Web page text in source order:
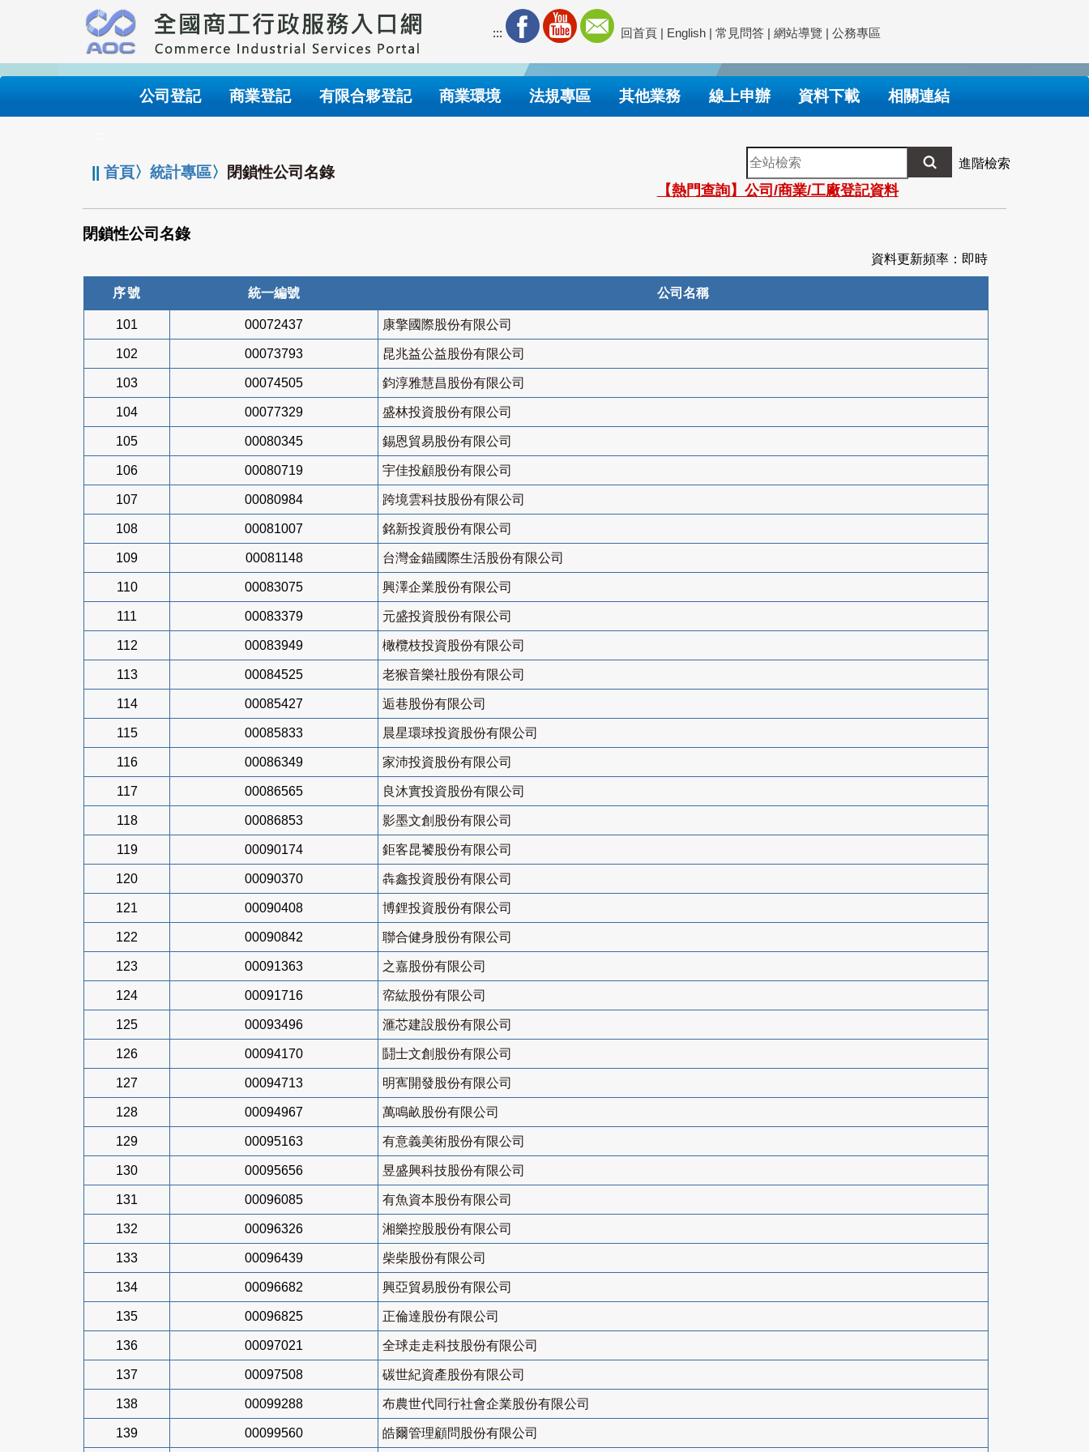
要
內
::: 回首頁 | English | 常見問答 | 網站導覽 | 公務專區
公司登記 商業登記 有限合夥登記 商業環境 法規專區 其他業務 線上申辦 資料下載 相關連結
||首頁〉統計專區〉 閉鎖性公司名錄
全
站
檢
索
進階檢索
【熱門查詢】公司/商業/工廠登記資料
閉鎖性公司名錄
資料更新頻率：即時
序號 統一編號 公司名稱
101 00072437 康擎國際股份有限公司
102 00073793 昆兆益公益股份有限公司
103 00074505 鈞淳雅慧昌股份有限公司
104 00077329 盛林投資股份有限公司
105 00080345 錫恩貿易股份有限公司
106 00080719 宇佳投顧股份有限公司
107 00080984 跨境雲科技股份有限公司
108 00081007 銘新投資股份有限公司
109 00081148 台灣金錨國際生活股份有限公司
110 00083075 興澤企業股份有限公司
111 00083379 元盛投資股份有限公司
112 00083949 橄欖枝投資股份有限公司
113 00084525 老猴音樂社股份有限公司
114 00085427 逅巷股份有限公司
115 00085833 晨星環球投資股份有限公司
116 00086349 家沛投資股份有限公司
117 00086565 良沐實投資股份有限公司
118 00086853 影墨文創股份有限公司
119 00090174 鉅客昆饕股份有限公司
120 00090370 犇鑫投資股份有限公司
121 00090408 博鋰投資股份有限公司
122 00090842 聯合健身股份有限公司
123 00091363 之嘉股份有限公司
124 00091716 帟紘股份有限公司
125 00093496 滙芯建設股份有限公司
126 00094170 鬪士文創股份有限公司
127 00094713 明寯開發股份有限公司
128 00094967 萬鳴畝股份有限公司
129 00095163 有意義美術股份有限公司
130 00095656 昱盛興科技股份有限公司
131 00096085 有魚資本股份有限公司
132 00096326 湘樂控股股份有限公司
133 00096439 柴柴股份有限公司
134 00096682 興亞貿易股份有限公司
135 00096825 正倫達股份有限公司
136 00097021 全球走走科技股份有限公司
137 00097508 碳世紀資產股份有限公司
138 00099288 布農世代同行社會企業股份有限公司
139 00099560 皓爾管理顧問股份有限公司